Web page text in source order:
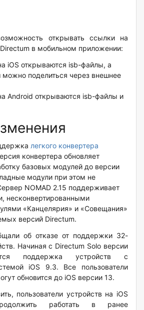
открывать ссылки на
в мобильном приложении:
iOS открываются isb-файлы, а
поделиться через внешнее
Android открываются isb-файлы и
легкого конвертера
конвертера обновляет
базовых модулей до версии
модули при этом не
NOMAD 2.15 поддерживает
несконвертированными
«Канцелярия» и «Совещания»
версий Directum.
об отказе от поддержки 32-
Начиная с Directum Solo версии
поддержка устройств с
iOS 9.3. Все пользователи
обновится до iOS версии 13.
пользователи устройств на iOS
работать в ранее